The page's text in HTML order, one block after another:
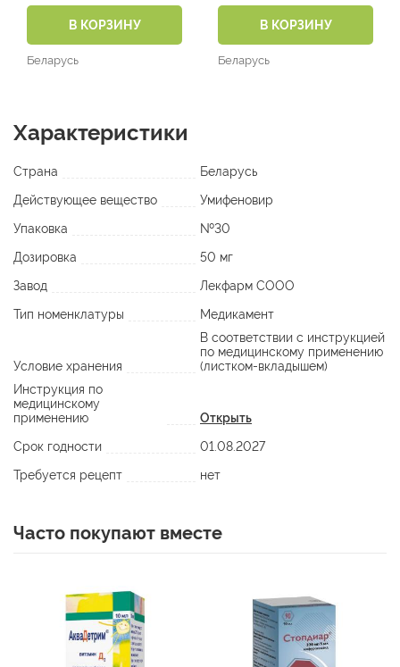
В КОРЗИНУ
Беларусь
В КОРЗИНУ
Беларусь
Характеристики
Страна
Беларусь
Действующее вещество
Умифеновир
Упаковка
№30
Дозировка
50 мг
Завод
Лекфарм СООО
Тип номенклатуры
Медикамент
Условие хранения
В соответствии с инструкцией
по медицинскому применению
(листком-вкладышем)
Инструкция по
медицинскому
применению
Открыть
Срок годности
01.08.2027
Требуется рецепт
нет
Часто покупают вместе